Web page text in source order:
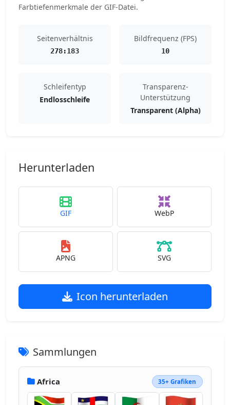
Farbtiefenmerkmale der GIF-Datei.
Seitenverhältnis
278:183
Bildfrequenz (FPS)
10
Schleifentyp
Endlosschleife
Transparenz-
Unterstützung
Transparent (Alpha)
Herunterladen
GIF WebP
APNG SVG
Icon herunterladen
Sammlungen
Africa 35+ Grafiken